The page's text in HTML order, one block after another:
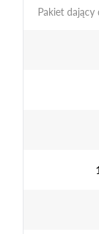
Pakiet